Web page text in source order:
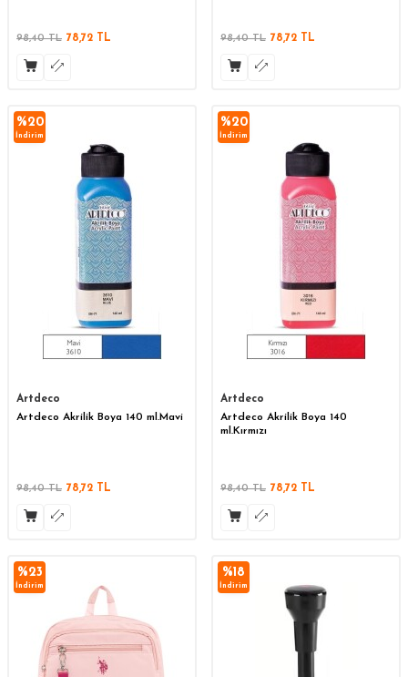
98,40TL 78,72 TL 98,40TL 78,72 TL
%20
İndirim
Artdeco
Artdeco Akrilik Boya 140 ml.Mavi
98,40TL 78,72 TL
%20
İndirim
Artdeco
Artdeco Akrilik Boya 140
ml.Kırmızı
98,40TL 78,72 TL
%23
İndirim
%18
İndirim